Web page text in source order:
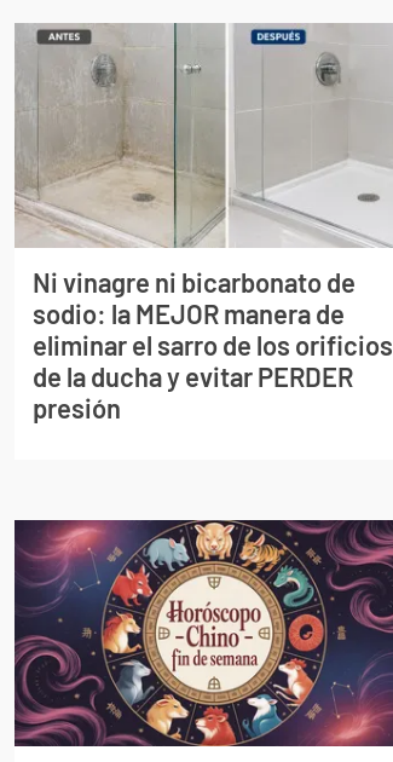
Ni vinagre ni bicarbonato de
sodio: la MEJOR manera de
eliminar el sarro de los orificios
de la ducha y evitar PERDER
presión